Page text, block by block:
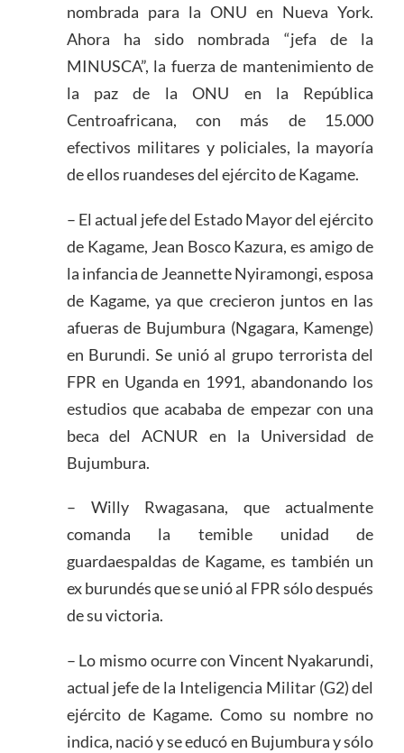
nombrada para la ONU en Nueva York.
Ahora ha sido nombrada “jefa de la
MINUSCA”, la fuerza de mantenimiento de
la paz de la ONU en la República
Centroafricana, con más de 15.000
efectivos militares y policiales, la mayoría
de ellos ruandeses del ejército de Kagame.
– El actual jefe del Estado Mayor del ejército
de Kagame, Jean Bosco Kazura, es amigo de
la infancia de Jeannette Nyiramongi, esposa
de Kagame, ya que crecieron juntos en las
afueras de Bujumbura (Ngagara, Kamenge)
en Burundi. Se unió al grupo terrorista del
FPR en Uganda en 1991, abandonando los
estudios que acababa de empezar con una
beca del ACNUR en la Universidad de
Bujumbura.
– Willy Rwagasana, que actualmente
comanda la temible unidad de
guardaespaldas de Kagame, es también un
ex burundés que se unió al FPR sólo después
de su victoria.
– Lo mismo ocurre con Vincent Nyakarundi,
actual jefe de la Inteligencia Militar (G2) del
ejército de Kagame. Como su nombre no
indica, nació y se educó en Bujumbura y sólo